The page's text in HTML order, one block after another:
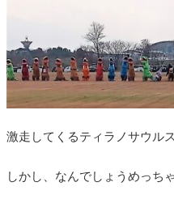
激走してくるティラノサウル
しかし、なんでしょうめっち